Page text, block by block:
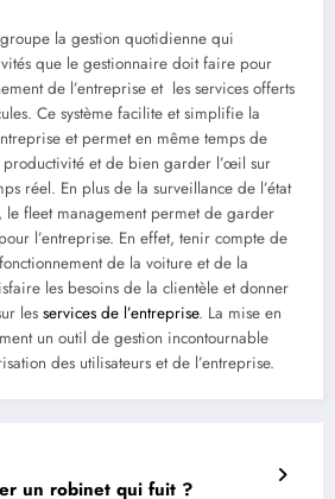
la gestion quotidienne qui
que le gestionnaire doit faire pour
de l’entreprise et les services offerts
Ce système facilite et simplifie la
et permet en même temps de
et de bien garder l’œil sur
réel. En plus de la surveillance de l’état
le fleet management permet de garder
l’entreprise. En effet, tenir compte de
de la voiture et de la
les besoins de la clientèle et donner
les services de l’entreprise. La mise en
un outil de gestion incontournable
des utilisateurs et de l’entreprise.
un robinet qui fuit ?